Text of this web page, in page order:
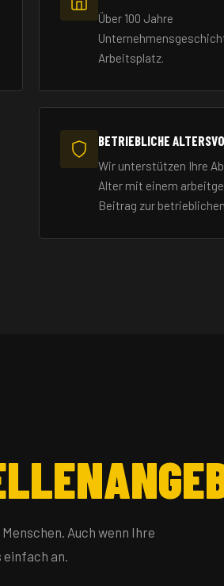
Über 100 Jahre
Arbeitsplatz.
BETRIEBLICHE
Wir unterstützen Ihre
Alter mit einem
Beitrag zur
Auch wenn Ihre
an.